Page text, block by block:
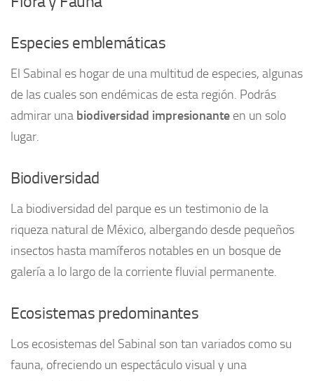
Especies emblemáticas
El Sabinal es hogar de una multitud de especies, algunas
de las cuales son endémicas de esta región. Podrás
admirar una biodiversidad impresionante en un solo
lugar.
Biodiversidad
La biodiversidad del parque es un testimonio de la
riqueza natural de México, albergando desde pequeños
insectos hasta mamíferos notables en un bosque de
galería a lo largo de la corriente fluvial permanente.
Ecosistemas predominantes
Los ecosistemas del Sabinal son tan variados como su
fauna, ofreciendo un espectáculo visual y una